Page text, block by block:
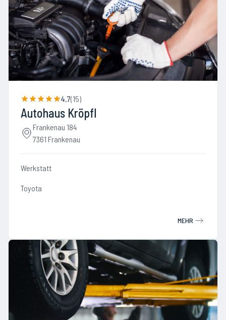
4.7(15)
Autohaus Kröpfl
Frankenau 184
7361 Frankenau
Werkstatt
Toyota
MEHR